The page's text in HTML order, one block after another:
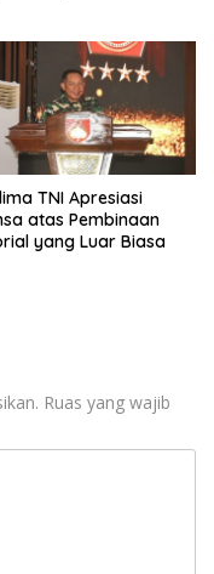
TNI Apresiasi
atas Pembinaan
yang Luar Biasa
Ruas yang wajib